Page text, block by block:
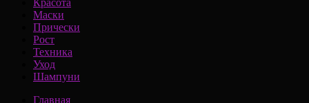
Красота
Маски
Прически
Рост
Техника
Уход
Шампуни
Главная